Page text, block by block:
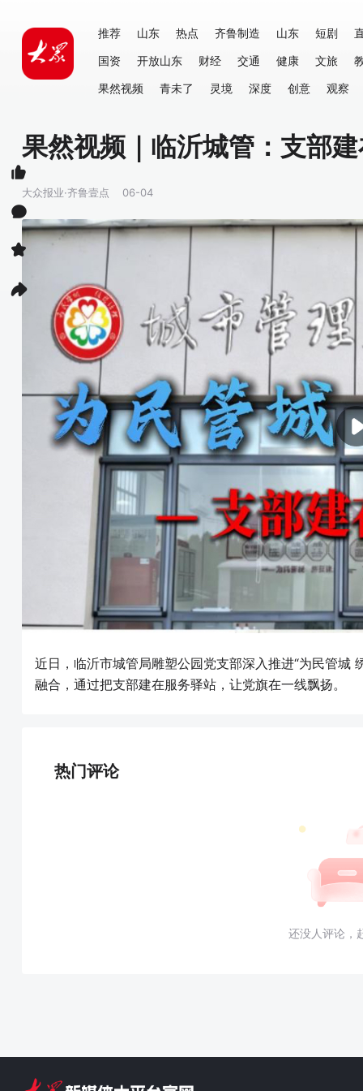
推荐 山东 热点 齐鲁制造 山东 短剧
国资
开放山东 财经 交通 健康 文旅
果然视频
青未了 灵境 深度 创意 观察
果然视频｜临沂城管：支部
大众报业·齐鲁壹点 06-04
近日，临沂市城管局雕塑公园党支部深入推进“为民管城
融合，通过把支部建在服务驿站，让党旗在一线飘扬。
热门评论
还没人评论，